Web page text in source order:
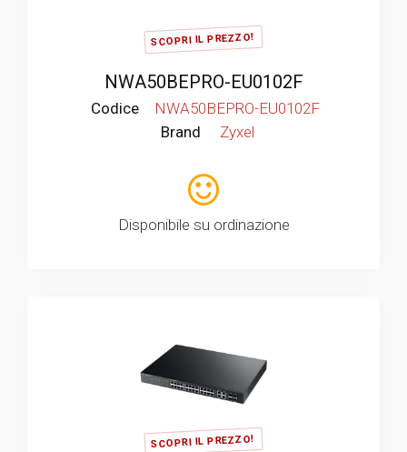
SCOPRI IL PREZZO!
NWA50BEPRO-EU0102F
Codice
NWA50BEPRO-EU0102F
Brand
Zyxel
Disponibile su ordinazione
SCOPRI IL PREZZO!